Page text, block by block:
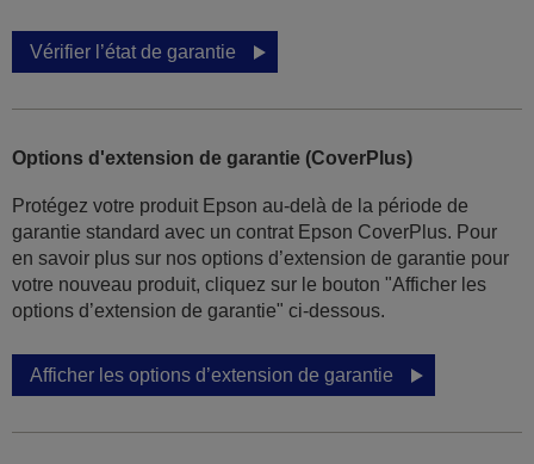
Vérifier l’état de garantie
Options d'extension de garantie (CoverPlus)
Protégez votre produit Epson au-delà de la période de
garantie standard avec un contrat Epson CoverPlus. Pour
en savoir plus sur nos options d’extension de garantie pour
votre nouveau produit, cliquez sur le bouton "Afficher les
options d’extension de garantie" ci-dessous.
Afficher les options d’extension de garantie